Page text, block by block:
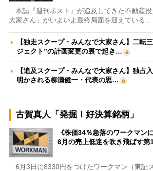
本誌『週刊ポスト』が追及してきた不動産
大家さん」がいよいよ最終局面を迎えている…
【独走スクープ・みんなで大家さん】二転
ジェクト”の計画変更の裏で起き…
【追及スクープ・みんなで大家さん】独占
明かされる柳瀬健一・代表の思…
古賀真人「発掘！好決算銘柄」
《株価34％急落のワークマン
6月の売上低迷を吹き飛ばす
6月3日に8330円をつけたワークマン（東証